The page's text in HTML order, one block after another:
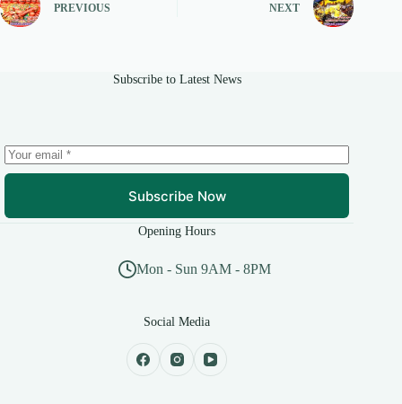
PREVIOUS NEXT
Subscribe to Latest News
Subscribe Now
Opening Hours
Mon - Sun 9AM - 8PM
Social Media